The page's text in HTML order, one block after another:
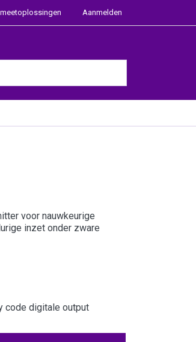
Aanmelden
voor nauwkeurige
inzet onder zware
code digitale output